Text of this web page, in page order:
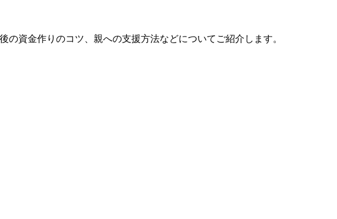
の資金作りのコツ、親への支援方法などについてご紹介します。